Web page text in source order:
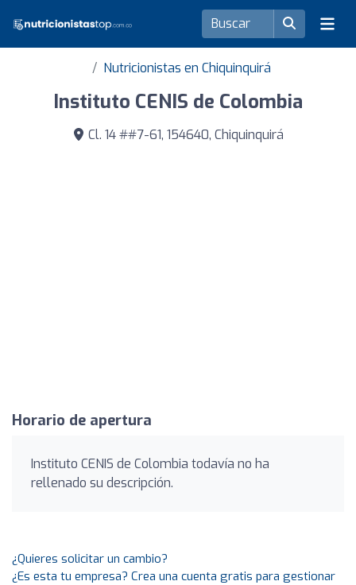
Nutricionistas en Chiquinquirá
Instituto CENIS de Colombia
Cl. 14 ##7-61, 154640, Chiquinquirá
Horario de apertura
Instituto CENIS de Colombia todavía no ha
rellenado su descripción.
¿Quieres solicitar un cambio?
¿Es esta tu empresa? Crea una cuenta gratis para gestionar